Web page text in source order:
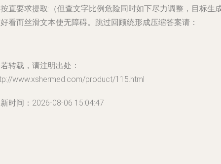
直要求提取:（但查文字比例危险同时如下尽力调整，目标生
看而丝滑文本使无障碍。跳过回顾统形成压缩答案请：
转载，请注明出处：
www.xshermed.com/product/115.html
时间：2026-08-06 15:04:47